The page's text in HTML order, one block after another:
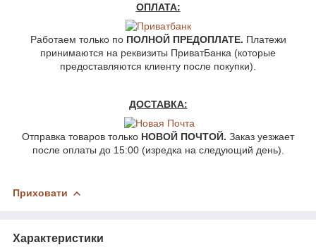
ОПЛАТА:
Работаем только по ПОЛНОЙ ПРЕДОПЛАТЕ. Платежи
принимаются на реквизиты ПриватБанка (которые
предоставляются клиенту после покупки).
ДОСТАВКА:
Отправка товаров только НОВОЙ ПОЧТОЙ. Заказ уезжает
после оплаты до 15:00 (изредка на следующий день).
Приховати
Характеристики